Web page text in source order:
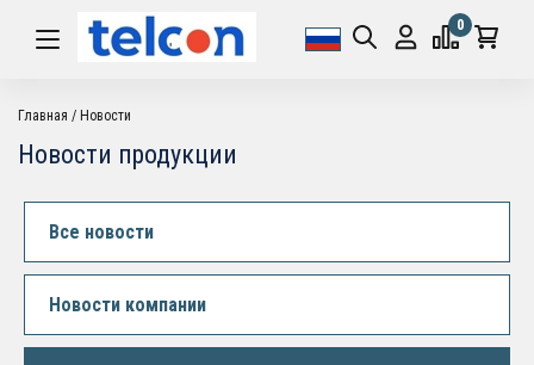
0
Главная Новости
Новости продукции
Все новости
Новости компании